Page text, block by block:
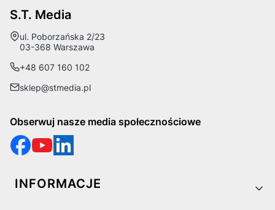
S.T. Media
Adres:
ul. Poborzańska 2/23
03-368 Warszawa
+48 607 160 102
sklep@stmedia.pl
Obserwuj nasze media społecznościowe
Linki w stopce
INFORMACJE